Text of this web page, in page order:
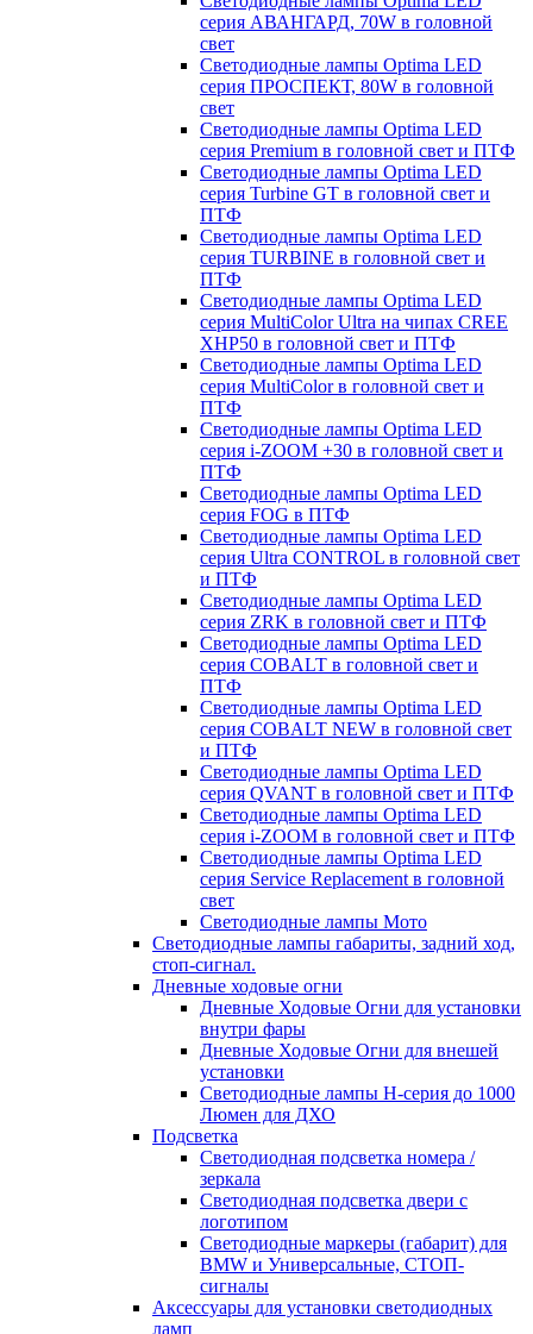
серия АВАНГАРД, 70W в головной
свет
Светодиодные лампы Optima LED
серия ПРОСПЕКТ, 80W в головной
свет
Светодиодные лампы Optima LED
серия Premium в головной свет и ПТФ
Светодиодные лампы Optima LED
серия Turbine GT в головной свет и
ПТФ
Светодиодные лампы Optima LED
серия TURBINE в головной свет и
ПТФ
Светодиодные лампы Optima LED
серия MultiColor Ultra на чипах CREE
XHP50 в головной свет и ПТФ
Светодиодные лампы Optima LED
серия MultiColor в головной свет и
ПТФ
Светодиодные лампы Optima LED
серия i-ZOOM +30 в головной свет и
ПТФ
Светодиодные лампы Optima LED
серия FOG в ПТФ
Светодиодные лампы Optima LED
серия Ultra CONTROL в головной свет
и ПТФ
Светодиодные лампы Optima LED
серия ZRK в головной свет и ПТФ
Светодиодные лампы Optima LED
серия COBALT в головной свет и
ПТФ
Светодиодные лампы Optima LED
серия COBALT NEW в головной свет
и ПТФ
Светодиодные лампы Optima LED
серия QVANT в головной свет и ПТФ
Светодиодные лампы Optima LED
серия i-ZOOM в головной свет и ПТФ
Светодиодные лампы Optima LED
серия Service Replacement в головной
свет
Светодиодные лампы Мото
Светодиодные лампы габариты, задний ход,
стоп-сигнал.
Дневные ходовые огни
Дневные Ходовые Огни для установки
внутри фары
Дневные Ходовые Огни для внешей
установки
Светодиодные лампы H-серия до 1000
Люмен для ДХО
Подсветка
Светодиодная подсветка номера /
зеркала
Светодиодная подсветка двери с
логотипом
Светодиодные маркеры (габарит) для
BMW и Универсальные, СТОП-
сигналы
Аксессуары для установки светодиодных
ламп